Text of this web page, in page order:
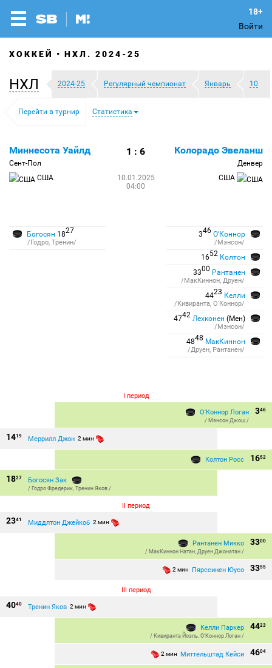
Войти
ХОККЕЙ НХЛ. 2024-25
НХЛ 2024-25 Регулярный чемпионат Январь 10
Перейти в турнир Статистика
Миннесота Уайлд
Сент-Пол
США
1 : 6
10.01.2025
04:00
Колорадо Эвеланш
Денвер
США
Богосян 1827
/Годро, Тренин/
346 О'Коннор
/Мэнсон/
1652 Колтон
3300 Рантанен
/МакКиннон, Друен/
4423 Келли
/Кивиранта, О'Коннор/
4742 Лехконен (Мен)
/Мэнсон/
4848 МакКиннон
/Друен, Рантанен/
I период
346
О'Коннор Логан
/ Мэнсон Джош /
1419 Меррилл Джон 2 мин
1652
Колтон Росс
1827 Богосян Зак
/ Годро Фредерик, Тренин Яков /
II период
2341 Миддлтон Джейкоб 2 мин
3300
Рантанен Микко
/ МакКиннон Натан, Друен Джонатан /
3355
2 мин Пярссинен Юусо
III период
4040 Тренин Яков 2 мин
4423
Келли Паркер
/ Кивиранта Йоэль, О'Коннор Логан /
4604
2 мин Миттельштад Кейси